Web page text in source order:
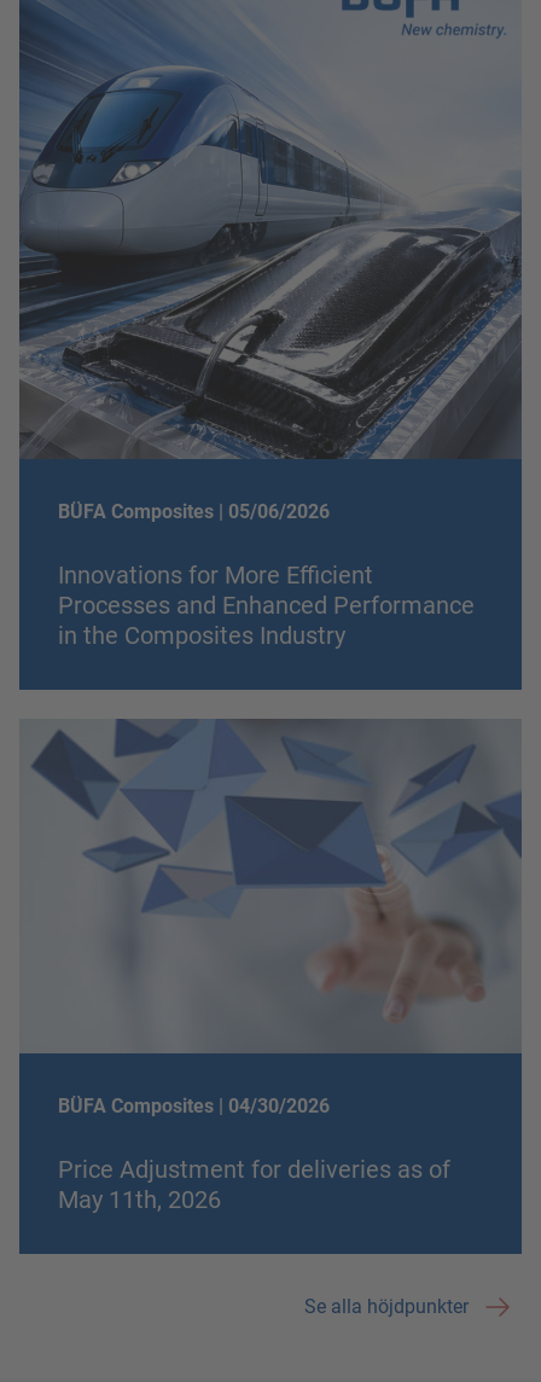
BÜFA Composites | 05/06/2026
Innovations for More Efficient
Processes and Enhanced Performance
in the Composites Industry
BÜFA Composites | 04/30/2026
Price Adjustment for deliveries as of
May 11th, 2026
Se alla höjdpunkter